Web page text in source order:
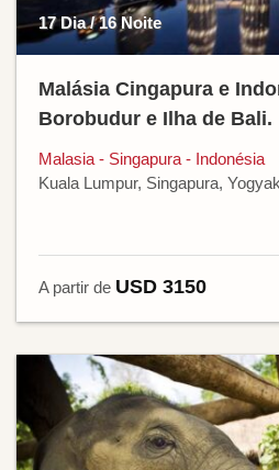
17 Dia / 16 Noite
Malásia Cingapura e
Borobudur e Ilha de Bali.
Malasia - Singapura - Indonésia
Kuala Lumpur, Singapura,
A partir de USD 3150